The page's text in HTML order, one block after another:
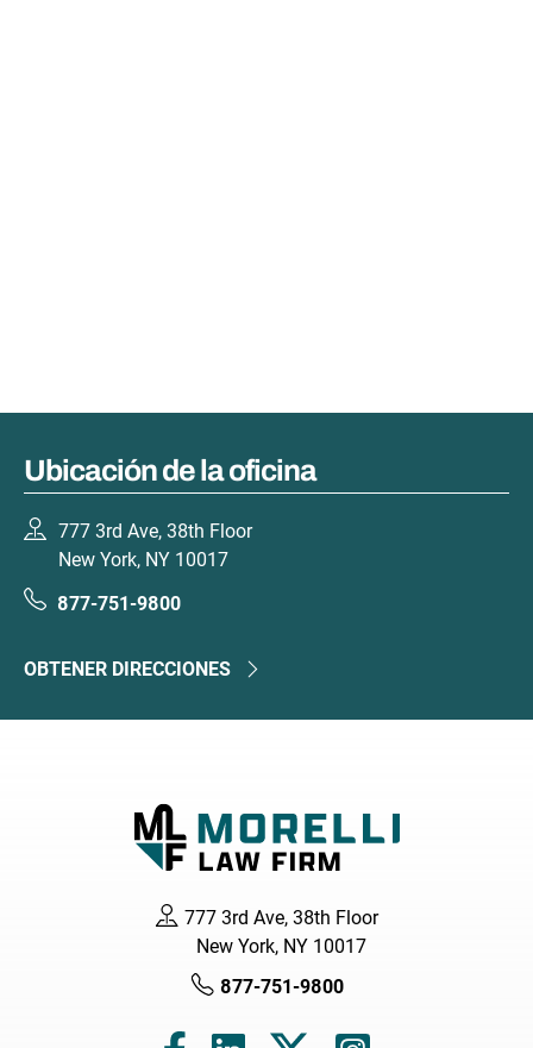
Ubicación de la oficina
777 3rd Ave, 38th Floor
New York, NY 10017
877-751-9800
OBTENER DIRECCIONES
777 3rd Ave, 38th Floor
New York, NY 10017
877-751-9800